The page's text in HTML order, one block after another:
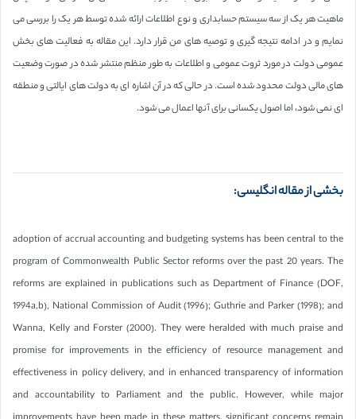
ماهیت هر یک از سه سیستم حسابداری و نوع اطلاعات ارائه شده توسط هر یک را بررسی می
نمایم و در ادامه نتیجه گیری و توصیه های من قرار دارد. این مقاله به فعالیت های بخش
عمومی دولت در مورد ثروت عمومی و اطلاعات به طور منظم منتشر شده در صورت وضعیت
های مالی دولت محدود شده است. در حالی که در آن اشاره ای به دولت های ایالتی و منطقه
ای نمی شود، اما اصول یکسانی برای آنها اعمال می شود.
بخشی از مقاله انگلیسی:
adoption of accrual accounting and budgeting systems has been central to the
program of Commonwealth Public Sector reforms over the past 20 years. The
reforms are explained in publications such as Department of Finance (DOF,
1994a,b), National Commission of Audit (1996); Guthrie and Parker (1998); and
Wanna, Kelly and Forster (2000). They were heralded with much praise and
promise for improvements in the efficiency of resource management and
effectiveness in policy delivery, and in enhanced transparency of information
and accountability to Parliament and the public. However, while major